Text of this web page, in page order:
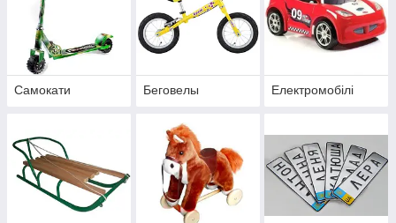
Самокати Беговелы Електромобілі